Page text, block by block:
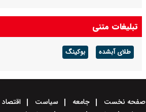
تبلیغات متنی
طلای آبشده بوکینگ
صفحه نخست جامعه سیاست اقتصاد